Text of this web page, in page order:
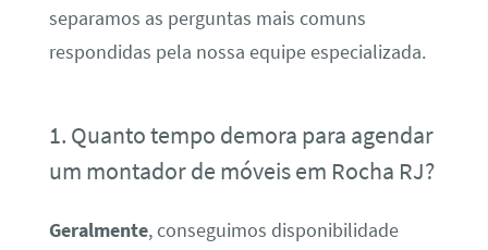
separamos as perguntas mais comuns
respondidas pela nossa equipe especializada.
1. Quanto tempo demora para agendar
um montador de móveis em Rocha RJ?
Geralmente, conseguimos disponibilidade